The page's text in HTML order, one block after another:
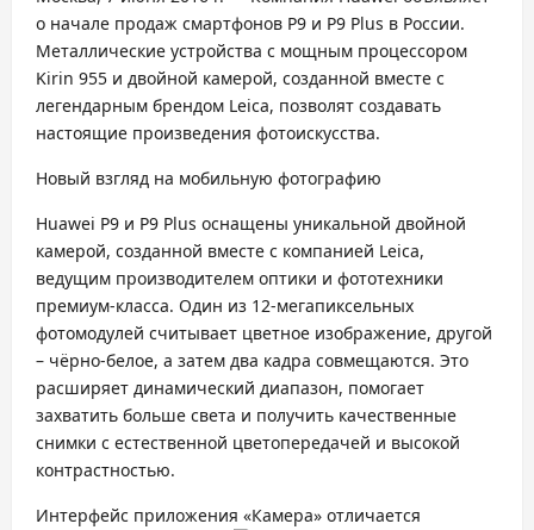
о начале продаж смартфонов P9 и P9 Plus в России.
Металлические устройства с мощным процессором
Kirin 955 и двойной камерой, созданной вместе с
легендарным брендом Leica, позволят создавать
настоящие произведения фотоискусства.
Новый взгляд на мобильную фотографию
Huawei P9 и P9 Plus оснащены уникальной двойной
камерой, созданной вместе с компанией Leica,
ведущим производителем оптики и фототехники
премиум-класса. Один из 12-мегапиксельных
фотомодулей считывает цветное изображение, другой
– чёрно-белое, а затем два кадра совмещаются. Это
расширяет динамический диапазон, помогает
захватить больше света и получить качественные
снимки с естественной цветопередачей и высокой
контрастностью.
Интерфейс приложения «Камера» отличается